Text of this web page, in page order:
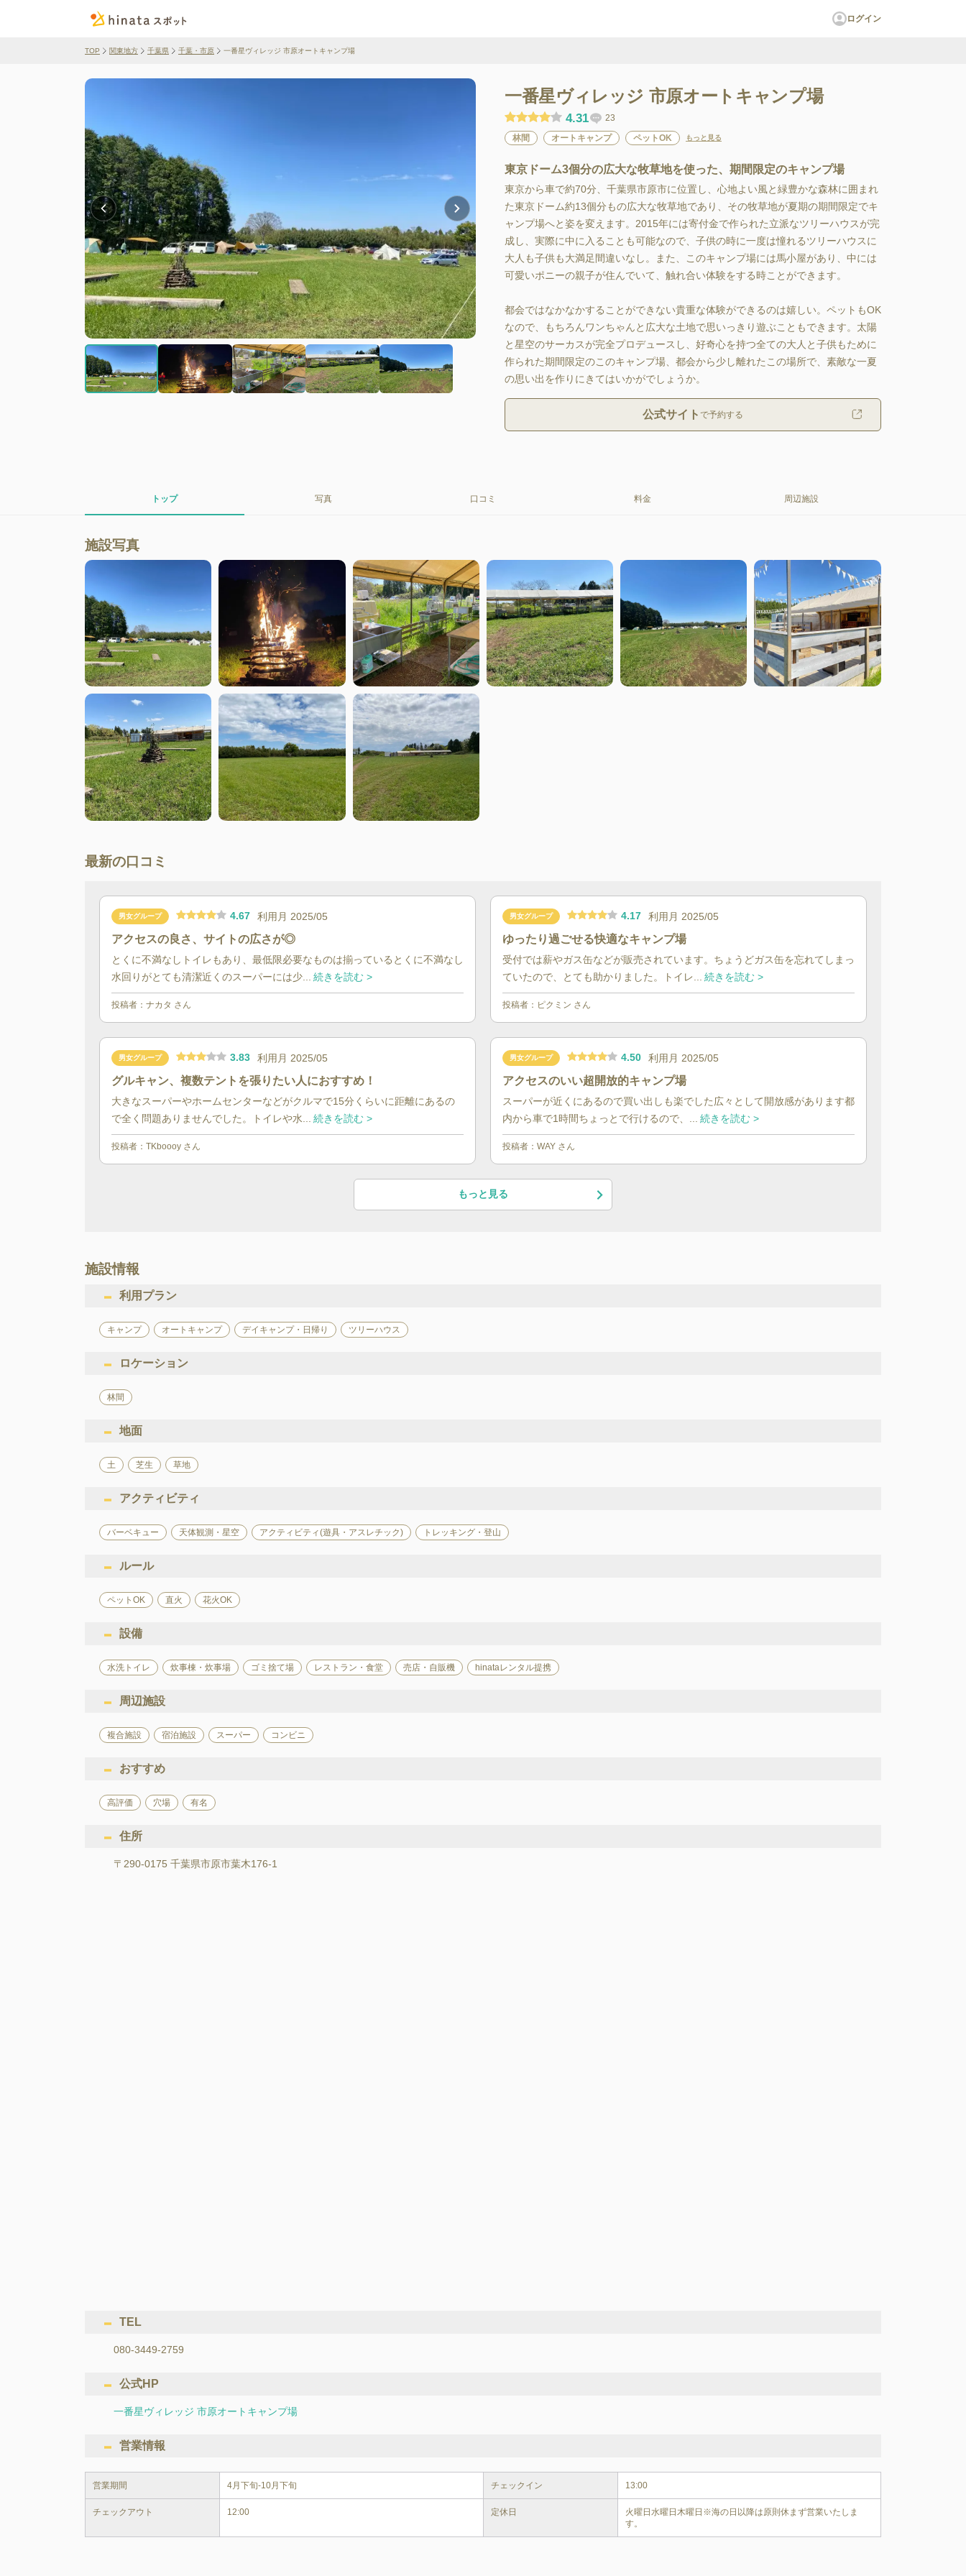
ログイン
TOP 関東地方 千葉県 千葉・市原 一番星ヴィレッジ 市原オートキャンプ場
一番星ヴィレッジ 市原オートキャンプ場
4.31
23
林間
オートキャンプ ペットOK もっと見る
東京ドーム3個分の広大な牧草地を使った、期間限定のキャンプ場
東京から車で約70分、千葉県市原市に位置し、心地よい風と緑豊かな森林に囲まれ
た東京ドーム約13個分もの広大な牧草地であり、その牧草地が夏期の期間限定でキ
ャンプ場へと姿を変えます。2015年には寄付金で作られた立派なツリーハウスが完
成し、実際に中に入ることも可能なので、子供の時に一度は憧れるツリーハウスに
大人も子供も大満足間違いなし。また、このキャンプ場には馬小屋があり、中には
可愛いポニーの親子が住んでいて、触れ合い体験をする時ことができます。
都会ではなかなかすることができない貴重な体験ができるのは嬉しい。ペットもOK
なので、もちろんワンちゃんと広大な土地で思いっきり遊ぶこともできます。太陽
と星空のサーカスが完全プロデュースし、好奇心を持つ全ての大人と子供もために
作られた期間限定のこのキャンプ場、都会から少し離れたこの場所で、素敵な一夏
の思い出を作りにきてはいかがでしょうか。
公式サイト で予約する
トップ 写真 口コミ 料金 周辺施設
施設写真
最新の口コミ
男女グループ 4.67 利用月 2025/05
アクセスの良さ、サイトの広さが◎
とくに不満なしトイレもあり、最低限必要なものは揃っているとくに不満なし
水回りがとても清潔近くのスーパーには少...
続きを読む >
投稿者： ナカタ さん
男女グループ 4.17 利用月 2025/05
ゆったり過ごせる快適なキャンプ場
受付では薪やガス缶などが販売されています。ちょうどガス缶を忘れてしまっ
ていたので、とても助かりました。トイレ...
続きを読む >
投稿者： ピクミン さん
男女グループ 3.83 利用月 2025/05
グルキャン、複数テントを張りたい人におすすめ！
大きなスーパーやホームセンターなどがクルマで15分くらいに距離にあるの
で全く問題ありませんでした。トイレや水...
続きを読む >
投稿者： TKboooy さん
男女グループ 4.50 利用月 2025/05
アクセスのいい超開放的キャンプ場
スーパーが近くにあるので買い出しも楽でした広々として開放感があります都
内から車で1時間ちょっとで行けるので、...
続きを読む >
投稿者： WAY さん
もっと見る
施設情報
利用プラン
キャンプ オートキャンプ デイキャンプ・日帰り ツリーハウス
ロケーション
林間
地面
土 芝生 草地
アクティビティ
バーベキュー 天体観測・星空 アクティビティ(遊具・アスレチック) トレッキング・登山
ルール
ペットOK 直火 花火OK
設備
水洗トイレ 炊事棟・炊事場 ゴミ捨て場 レストラン・食堂 売店・自販機 hinataレンタル提携
周辺施設
複合施設 宿泊施設 スーパー コンビニ
おすすめ
高評価 穴場 有名
住所
〒290-0175 千葉県市原市葉木176-1
TEL
080-3449-2759
公式HP
一番星ヴィレッジ 市原オートキャンプ場
営業情報
営業期間 4月下旬-10月下旬 チェックイン 13:00
チェックアウト 12:00 定休日
火曜日水曜日木曜日※海の日以降は原則休まず営業いたしま
す。